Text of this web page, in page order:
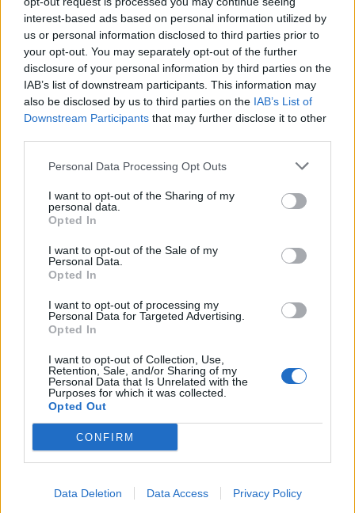
interest-based ads based on personal information utilized by
us or personal information disclosed to third parties prior to
your opt-out. You may separately opt-out of the further
disclosure of your personal information by third parties on the
IAB’s list of downstream participants. This information may
also be disclosed by us to third parties on the IAB’s List of
Downstream Participants that may further disclose it to other
Personal Data Processing Opt Outs
I want to opt-out of the Sharing of my
personal data.
Opted In
I want to opt-out of the Sale of my
Personal Data.
Opted In
I want to opt-out of processing my
Personal Data for Targeted Advertising.
Opted In
I want to opt-out of Collection, Use,
Retention, Sale, and/or Sharing of my
Personal Data that Is Unrelated with the
Purposes for which it was collected.
Opted Out
CONFIRM
Data Deletion Data Access Privacy Policy
Белият дом спира проекти за
възобновяема енергия в САЩ
Русия започна да внася петролни
продукти от Южна Корея.